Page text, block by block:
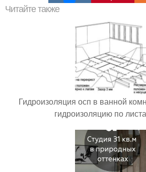
Читайте также
Гидроизоляция осп в ванной
гидроизоляцию по